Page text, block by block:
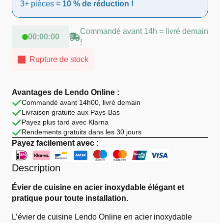
3+ pièces = 10 % de réduction !
00:00:00
Commandé avant 14h = livré demain
!
Rupture de stock
Avantages de Lendo Online :
Commandé avant 14h00, livré demain
Livraison gratuite aux Pays-Bas
Payez plus tard avec Klarna
Rendements gratuits dans les 30 jours
Payez facilement avec :
Description
Évier de cuisine en acier inoxydable élégant et
pratique pour toute installation.
L’évier de cuisine Lendo Online en acier inoxydable